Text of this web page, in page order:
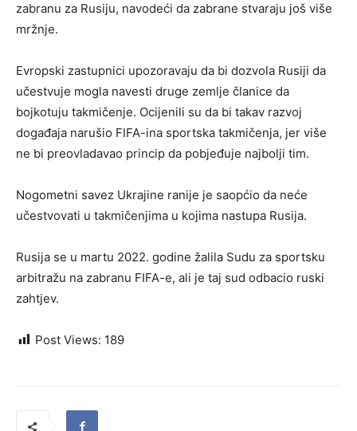
zabranu za Rusiju, navodeći da zabrane stvaraju još više
mržnje.
Evropski zastupnici upozoravaju da bi dozvola Rusiji da
učestvuje mogla navesti druge zemlje članice da
bojkotuju takmičenje. Ocijenili su da bi takav razvoj
događaja narušio FIFA-ina sportska takmičenja, jer više
ne bi preovladavao princip da pobjeđuje najbolji tim.
Nogometni savez Ukrajine ranije je saopćio da neće
učestvovati u takmičenjima u kojima nastupa Rusija.
Rusija se u martu 2022. godine žalila Sudu za sportsku
arbitražu na zabranu FIFA-e, ali je taj sud odbacio ruski
zahtjev.
Post Views: 189